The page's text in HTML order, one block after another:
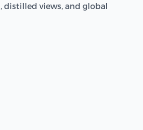
distilled views, and global